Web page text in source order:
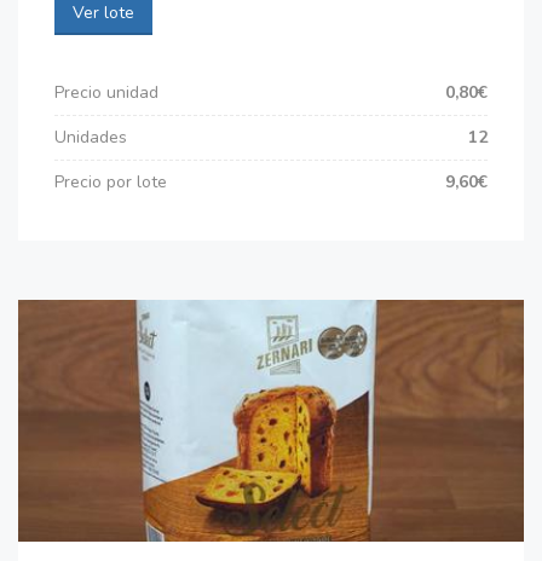
Ver lote
Precio unidad
0,80€
Unidades
12
Precio por lote
9,60€